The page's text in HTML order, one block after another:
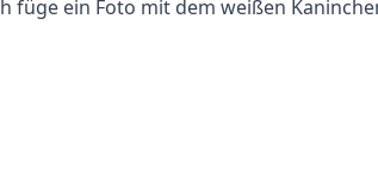
ein Foto mit dem weißen